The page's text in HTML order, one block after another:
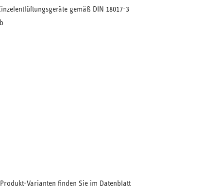
gemäß DIN 18017-3
Varianten finden Sie im Datenblatt